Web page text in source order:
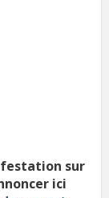
sur
ici